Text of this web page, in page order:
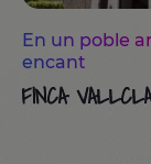
En un poble
encant
FINCA